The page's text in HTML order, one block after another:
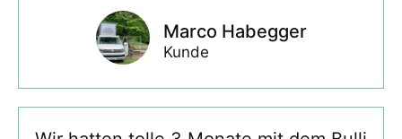
Marco Habegger
Kunde